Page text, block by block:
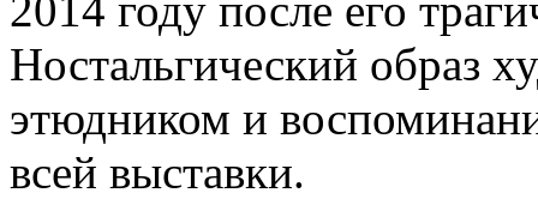
Ностальгический образ
этюдником и
всей выставки.